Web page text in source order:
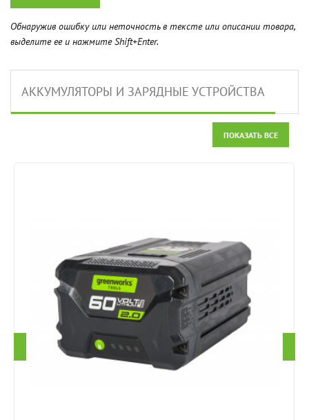
Обнаружив ошибку или неточность в тексте или описании товара,
выделите ее и нажмите Shift+Enter.
АККУМУЛЯТОРЫ И ЗАРЯДНЫЕ УСТРОЙСТВА
ПОКАЗАТЬ ВСЕ